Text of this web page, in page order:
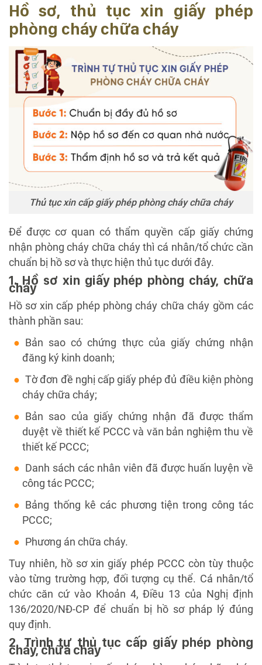
Hồ sơ, thủ tục xin giấy phép
phòng cháy chữa cháy
Thủ tục xin cấp giấy phép phòng cháy chữa cháy
Để được cơ quan có thẩm quyền cấp giấy chứng
nhận phòng cháy chữa cháy thì cá nhân/tổ chức cần
chuẩn bị hồ sơ và thực hiện thủ tục dưới đây.
1. Hồ sơ xin giấy phép phòng cháy, chữa
cháy
Hồ sơ xin cấp phép phòng cháy chữa cháy gồm các
thành phần sau:
Bản sao có chứng thực của giấy chứng nhận
đăng ký kinh doanh;
Tờ đơn đề nghị cấp giấy phép đủ điều kiện phòng
cháy chữa cháy;
Bản sao của giấy chứng nhận đã được thẩm
duyệt về thiết kế PCCC và văn bản nghiệm thu về
thiết kế PCCC;
Danh sách các nhân viên đã được huấn luyện về
công tác PCCC;
Bảng thống kê các phương tiện trong công tác
PCCC;
Phương án chữa cháy.
Tuy nhiên, hồ sơ xin giấy phép PCCC còn tùy thuộc
vào từng trường hợp, đối tượng cụ thể. Cá nhân/tổ
chức căn cứ vào Khoản 4, Điều 13 của Nghị định
136/2020/NĐ-CP để chuẩn bị hồ sơ pháp lý đúng
quy định.
2. Trình tự thủ tục cấp giấy phép phòng
cháy, chữa cháy